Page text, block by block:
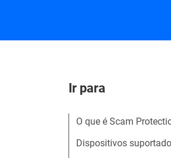
Ir para
O que é Scam
Dispositivos